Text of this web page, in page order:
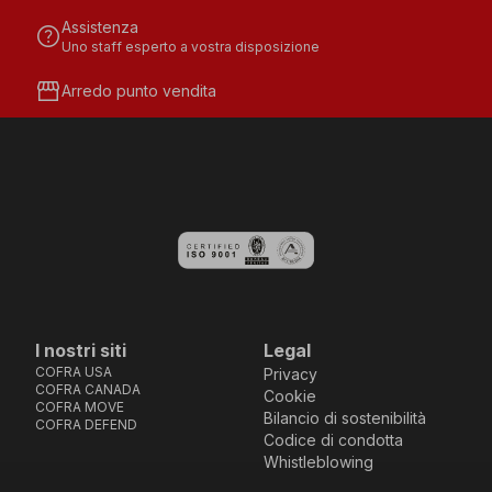
helpAssistenza
Uno staff esperto a vostra disposizione
storefrontArredo punto vendita
I nostri siti
COFRA USA
COFRA CANADA
COFRA MOVE
COFRA DEFEND
Legal
Privacy
Cookie
Bilancio di sostenibilità
Codice di condotta
Whistleblowing